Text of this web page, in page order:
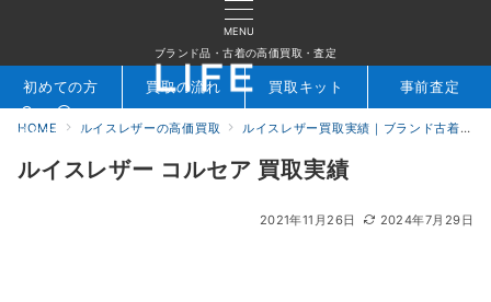
MENU
ブランド品・古着の高価買取・査定
検索 お問合せ
初めての方 買取の流れ 買取キット 事前査定
HOME ルイスレザーの高価買取 ルイスレザー買取実績｜ブランド古着専門店LIFE
ルイスレザー コルセア 買取実績
2021年11月26日 2024年7月29日